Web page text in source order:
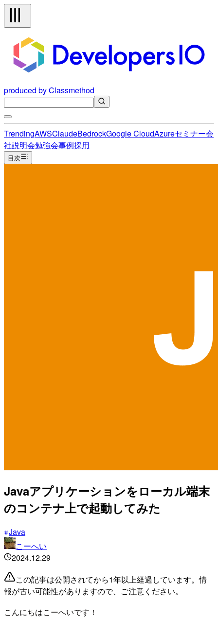
produced by Classmethod
TrendingAWSClaudeBedrockGoogle CloudAzureセミナー会
社説明会勉強会事例採用
目次
Javaアプリケーションをローカル端末
のコンテナ上で起動してみた
Java
こーへい
2024.12.29
この記事は公開されてから1年以上経過しています。情
報が古い可能性がありますので、ご注意ください。
こんにちはこーへいです！